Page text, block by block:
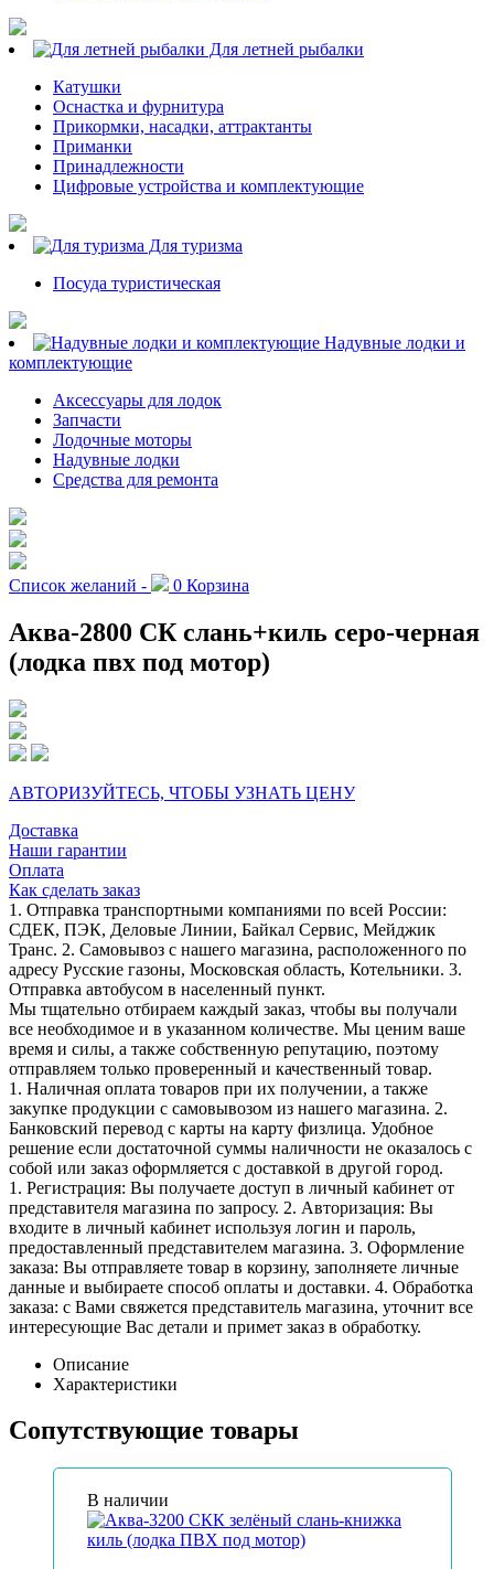
Для летней рыбалки
Катушки
Оснастка и фурнитура
Прикормки, насадки, аттрактанты
Приманки
Принадлежности
Цифровые устройства и комплектующие
Для туризма
Посуда туристическая
Надувные лодки и
комплектующие
Аксессуары для лодок
Запчасти
Лодочные моторы
Надувные лодки
Средства для ремонта
Список желаний - 0 Корзина
Аква-2800 СК слань+киль серо-черная
(лодка пвх под мотор)
АВТОРИЗУЙТЕСЬ, ЧТОБЫ УЗНАТЬ ЦЕНУ
Доставка
Наши гарантии
Оплата
Как сделать заказ
1. Отправка транспортными компаниями по всей России:
СДЕК, ПЭК, Деловые Линии, Байкал Сервис, Мейджик
Транс. 2. Самовывоз с нашего магазина, расположенного по
адресу Русские газоны, Московская область, Котельники. 3.
Отправка автобусом в населенный пункт.
Мы тщательно отбираем каждый заказ, чтобы вы получали
все необходимое и в указанном количестве. Мы ценим ваше
время и силы, а также собственную репутацию, поэтому
отправляем только проверенный и качественный товар.
1. Наличная оплата товаров при их получении, а также
закупке продукции с самовывозом из нашего магазина. 2.
Банковский перевод с карты на карту физлица. Удобное
решение если достаточной суммы наличности не оказалось с
собой или заказ оформляется с доставкой в другой город.
1. Регистрация: Вы получаете доступ в личный кабинет от
представителя магазина по запросу. 2. Авторизация: Вы
входите в личный кабинет используя логин и пароль,
предоставленный представителем магазина. 3. Оформление
заказа: Вы отправляете товар в корзину, заполняете личные
данные и выбираете способ оплаты и доставки. 4. Обработка
заказа: с Вами свяжется представитель магазина, уточнит все
интересующие Вас детали и примет заказ в обработку.
Описание
Характеристики
Сопутствующие товары
В наличии